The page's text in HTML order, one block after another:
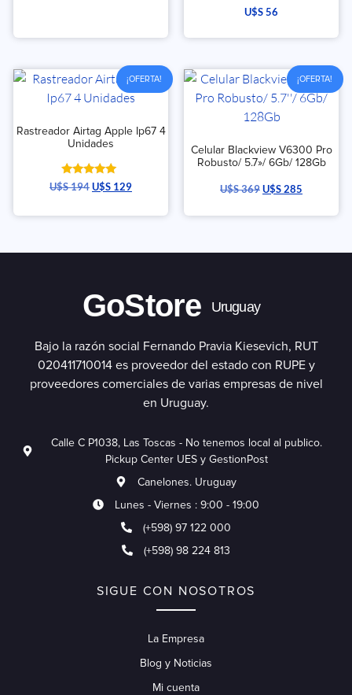
U$S56
¡OFERTA!
Rastreador Airtag Apple Ip67 4
Unidades
Valorado
con
de 5
U$S194U$S 129
¡OFERTA!
Celular Blackview V6300 Pro
Robusto/ 5.7»/ 6Gb/ 128Gb
U$S369U$S285
GoStore Uruguay
Bajo la razón social Fernando Pravia Kiesevich, RUT
020411710014 es proveedor del estado con RUPE y
proveedores comerciales de varias empresas de nivel
en Uruguay.
Calle C P1038, Las Toscas - No tenemos local al publico.
Pickup Center UES y GestionPost
Canelones. Uruguay
Lunes - Viernes : 9:00 - 19:00
(+598) 97 122 000
(+598) 98 224 813
SIGUE CON NOSOTROS
La Empresa
Blog y Noticias
Mi cuenta